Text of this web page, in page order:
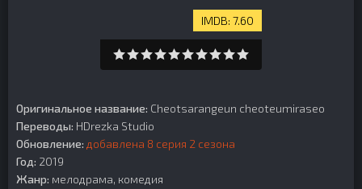
7.60
Оригинальное название: Cheotsarangeun cheoteumiraseo
Переводы: HDrezka Studio
Обновление: добавлена 8 серия 2 сезона
Год: 2019
Жанр: мелодрама, комедия